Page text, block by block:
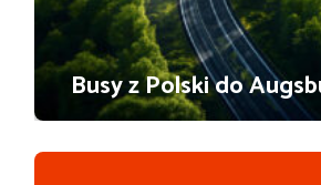
Busy z Polski do